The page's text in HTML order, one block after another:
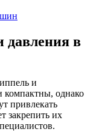
шин
в
и
компактны, однако
привлекать
закрепить их